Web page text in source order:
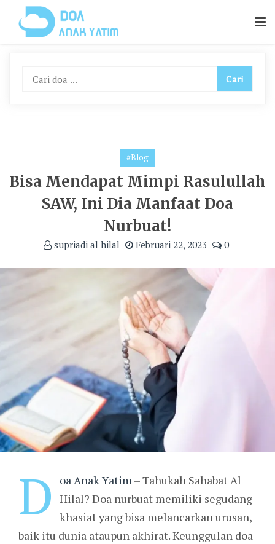
Content
#Blog
Bisa Mendapat Mimpi Rasulullah
SAW, Ini Dia Manfaat Doa
Nurbuat!
supriadi al hilal Februari 22, 2023 0
D oa Anak Yatim– Tahukah Sahabat Al
Hilal? Doa nurbuat memiliki segudang
khasiat yang bisa melancarkan urusan,
baik itu dunia ataupun akhirat. Keunggulan doa